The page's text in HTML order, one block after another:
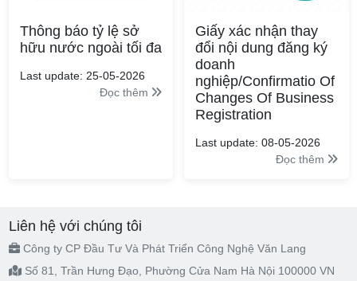
Thông báo tỷ lệ sở
hữu nước ngoài tối đa
Last update: 25-05-2026
Đọc thêm
Giấy xác nhận thay
đổi nội dung đăng ký
doanh
nghiệp/Confirmatio Of
Changes Of Business
Registration
Last update: 08-05-2026
Đọc thêm
Liên hệ với chúng tôi
Công ty CP Đầu Tư Và Phát Triển Công Nghệ Văn Lang
Số 81, Trần Hưng Đạo, Phường Cửa Nam Hà Nội 100000 VN